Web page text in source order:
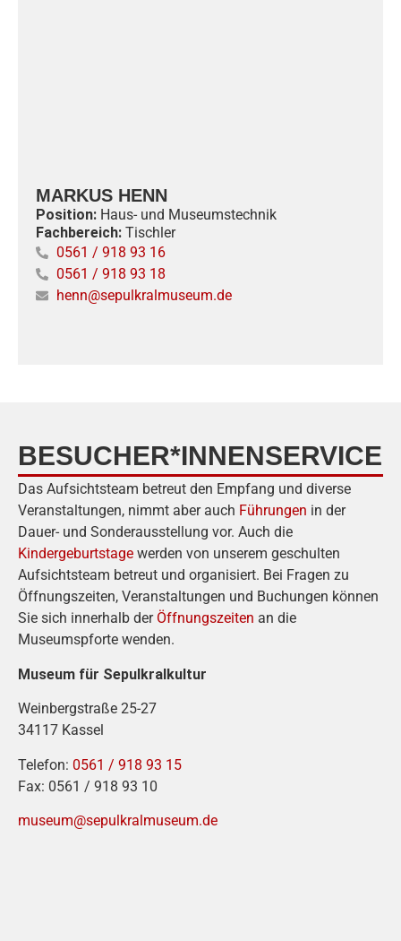
MARKUS HENN
Position: Haus- und Museumstechnik
Fachbereich: Tischler
0561 / 918 93 16
0561 / 918 93 18
henn@sepulkralmuseum.de
BESUCHER*INNENSERVICE
Das Aufsichtsteam betreut den Empfang und diverse
Veranstaltungen, nimmt aber auch Führungen in der
Dauer- und Sonderausstellung vor. Auch die
Kindergeburtstage werden von unserem geschulten
Aufsichtsteam betreut und organisiert. Bei Fragen zu
Öffnungszeiten, Veranstaltungen und Buchungen können
Sie sich innerhalb der Öffnungszeiten an die
Museumspforte wenden.
Museum für Sepulkralkultur
Weinbergstraße 25-27
34117 Kassel
Telefon: 0561 / 918 93 15
Fax: 0561 / 918 93 10
museum@sepulkralmuseum.de